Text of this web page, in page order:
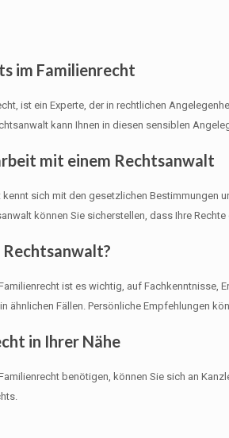
im Familienrecht
ist ein Experte, der in rechtlichen
kann Ihnen in diesen sensiblen
mit einem Rechtsanwalt
sich mit den gesetzlichen
können Sie sicherstellen, dass Ihre
Rechtsanwalt?
ist es wichtig, auf
ähnlichen Fällen. Persönliche Empfehlungen
in Ihrer Nähe
benötigen, können Sie sich an